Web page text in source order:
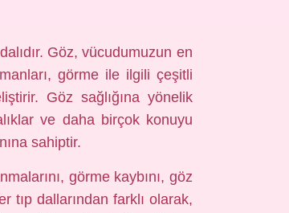
Göz, vücudumuzun en
görme ile ilgili çeşitli
Göz sağlığına yönelik
ve daha birçok konuyu
sahiptir.
görme kaybını, göz
tıp dallarından farklı olarak,